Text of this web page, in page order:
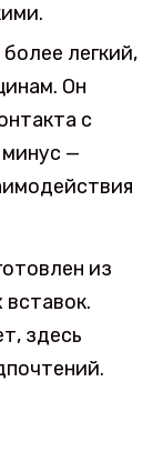
легкий,
Он
с
—
из
здесь